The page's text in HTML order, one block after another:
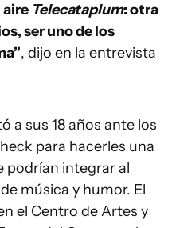
aire Telecataplum: otra
ser uno de los
, dijo en la entrevista
a sus 18 años ante los
para hacerles una
podrían integrar al
música y humor. El
el Centro de Artes y